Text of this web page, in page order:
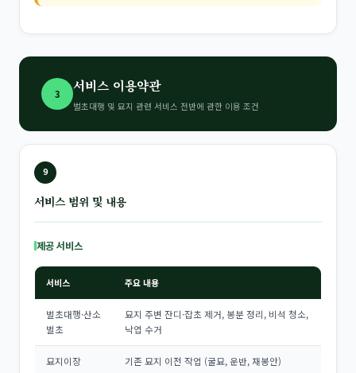
3 서비스 이용약관
벌초대행 및 묘지 관련 서비스 전반에 관한 이용 조건
9
서비스 범위 및 내용
제공 서비스
서비스 주요 내용
벌초대행·산소
벌초
묘지 주변 잔디·잡초 제거, 봉분 정리, 비석 청소,
낙엽 수거
묘지이장 기존 묘지 이전 작업 (굴묘, 운반, 재봉안)